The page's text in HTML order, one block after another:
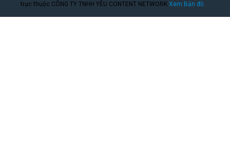
trực thuộc CÔNG TY TNHH YÊU CONTENT NETWORK.Xem Bản đồ